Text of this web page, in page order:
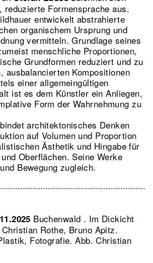
reduzierte Formensprache aus.
entwickelt abstrahierte
organischem Ursprung und
vermitteln. Grundlage seines
menschliche Proportionen,
Grundformen reduziert und zu
ausbalancierten Kompositionen
einer allgemeingültigen
ist es dem Künstler ein Anliegen,
Form der Wahrnehmung zu
architektonisches Denken
auf Volumen und Proportion
Ästhetik und Hingabe für
Oberflächen. Seine Werke
Bewegung zugleich.
Buchenwald . Im Dickicht
Rothe, Bruno Apitz.
Fotografie.Abb. Christian